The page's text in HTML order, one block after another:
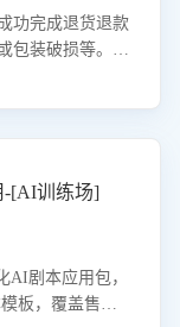
功完成退货退款
包装破损等。结
-[AI训练场]
AI剧本应用包，
板，覆盖售前